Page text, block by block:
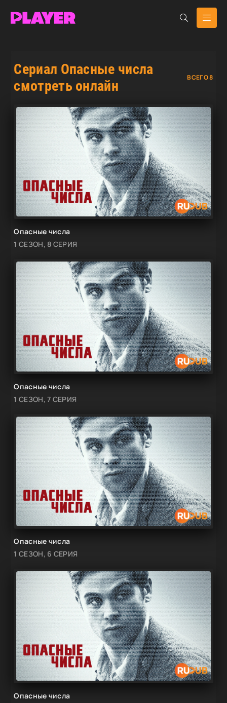
Сериал Опасные числа
смотреть онлайн
ВСЕГО 8
Опасные числа
1 СЕЗОН, 8 СЕРИЯ
Опасные числа
1 СЕЗОН, 7 СЕРИЯ
Опасные числа
1 СЕЗОН, 6 СЕРИЯ
Опасные числа